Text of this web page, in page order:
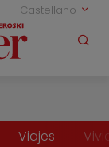
Castellano
Viajes